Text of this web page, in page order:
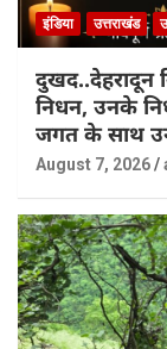
इंडिया उत्तराखंड
दुखद..देहरादून
निधन, उनके
जगत के साथ
August 7, 2026